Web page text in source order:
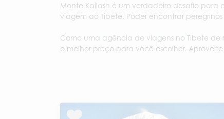
Monte Kailash é um verdadeiro desafio para
viagem ao Tibete. Poder encontrar
Como uma agência de viagens no Tibete de
o melhor preço para você escolher. Aproveite